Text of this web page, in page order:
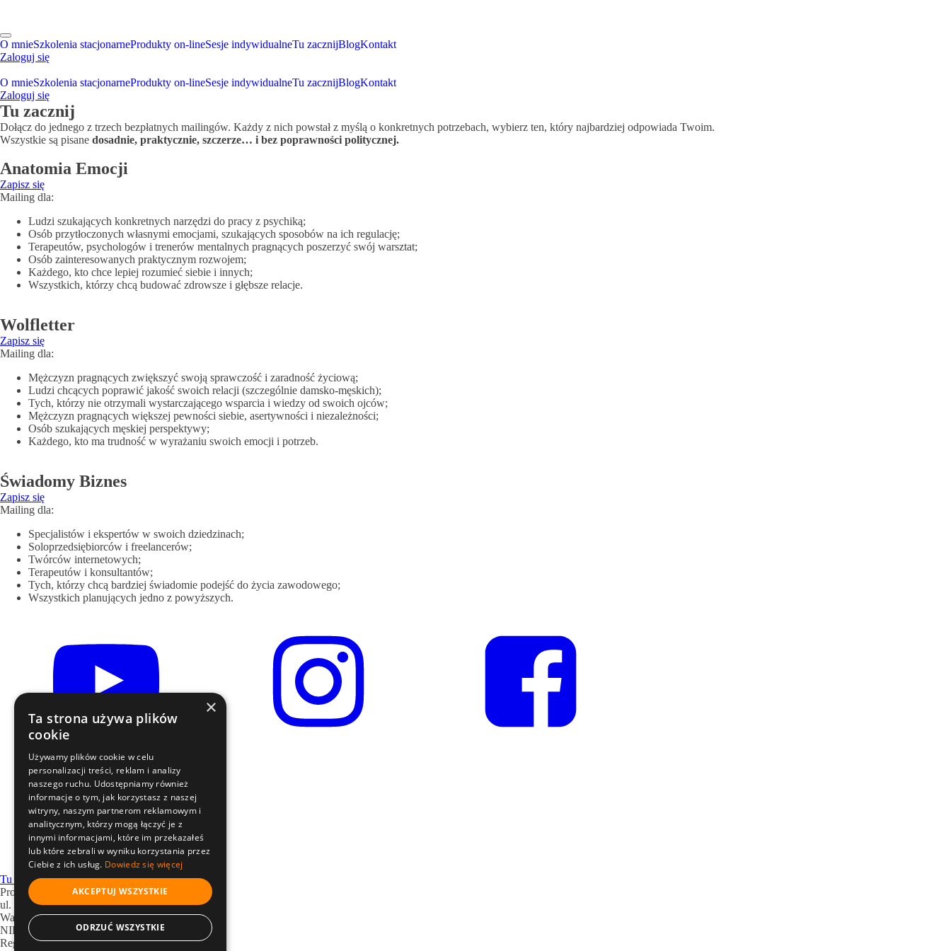
O mnieSzkolenia stacjonarneProdukty on-lineSesje indywidualneTu zacznijBlogKontakt
Zaloguj się
O mnieSzkolenia stacjonarneProdukty on-lineSesje indywidualneTu zacznijBlogKontakt
Zaloguj się
Tu zacznij
Dołącz do jednego z trzech bezpłatnych mailingów. Każdy z nich powstał z myślą o konkretnych potrzebach, wybierz ten, który najbardziej odpowiada Twoim.
Wszystkie są pisane dosadnie, praktycznie, szczerze… i bez poprawności politycznej.
Anatomia Emocji
Zapisz się
Mailing dla:
Ludzi szukających konkretnych narzędzi do pracy z psychiką;
Osób przytłoczonych własnymi emocjami, szukających sposobów na ich regulację;
Terapeutów, psychologów i trenerów mentalnych pragnących poszerzyć swój warsztat;
Osób zainteresowanych praktycznym rozwojem;
Każdego, kto chce lepiej rozumieć siebie i innych;
Wszystkich, którzy chcą budować zdrowsze i głębsze relacje.
Wolfletter
Zapisz się
Mailing dla:
Mężczyzn pragnących zwiększyć swoją sprawczość i zaradność życiową;
Ludzi chcących poprawić jakość swoich relacji (szczególnie damsko-męskich);
Tych, którzy nie otrzymali wystarczającego wsparcia i wiedzy od swoich ojców;
Mężczyzn pragnących większej pewności siebie, asertywności i niezależności;
Osób szukających męskiej perspektywy;
Każdego, kto ma trudność w wyrażaniu swoich emocji i potrzeb.
Świadomy Biznes
Zapisz się
Mailing dla:
Specjalistów i ekspertów w swoich dziedzinach;
Soloprzedsiębiorców i freelancerów;
Twórców internetowych;
Terapeutów i konsultantów;
Tych, którzy chcą bardziej świadomie podejść do życia zawodowego;
Wszystkich planujących jedno z powyższych.
Szkolenia stacjonarne
Produkty online
Sesje indywidualne
O mnie
Blog
Webinar
Logowanie
Kontakt
Tu zacznij
Progressive Revolution Paweł Rawski
ul. Marconich nr 3/5
Warszawa 02-954
NIP: 9462555470
Regon: 363640110
×
Ta strona używa plików
cookie
Używamy plików cookie w celu
personalizacji treści, reklam i analizy
naszego ruchu. Udostępniamy również
informacje o tym, jak korzystasz z naszej
witryny, naszym partnerom reklamowym i
analitycznym, którzy mogą łączyć je z
innymi informacjami, które im przekazałeś
lub które zebrali w wyniku korzystania przez
Ciebie z ich usług. Dowiedz się więcej
AKCEPTUJ WSZYSTKIE
ODRZUĆ WSZYSTKIE